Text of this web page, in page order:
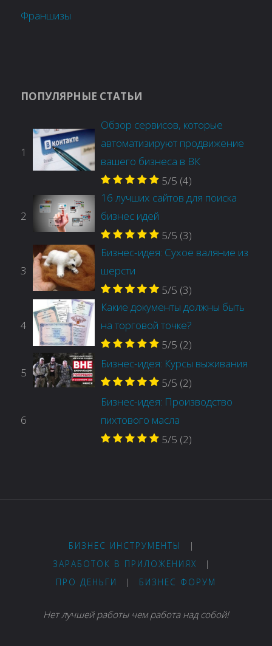
Франшизы
ПОПУЛЯРНЫЕ СТАТЬИ
1
Обзор сервисов, которые
автоматизируют продвижение
вашего бизнеса в ВК
5/5 (4)
2
16 лучших сайтов для поиска
бизнес идей
5/5 (3)
3
Бизнес-идея: Сухое валяние из
шерсти
5/5 (3)
4
Какие документы должны быть
на торговой точке?
5/5 (2)
5
Бизнес-идея: Курсы выживания
5/5 (2)
6
Бизнес-идея: Производство
пихтового масла
5/5 (2)
БИЗНЕС ИНСТРУМЕНТЫ
|
ЗАРАБОТОК В ПРИЛОЖЕНИЯХ
|
ПРО ДЕНЬГИ
| БИЗНЕС ФОРУМ
Нет лучшей работы чем работа над собой!